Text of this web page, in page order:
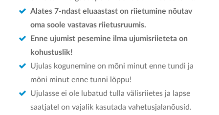
Alates 7-ndast eluaastast on riietumine nõutav
oma soole vastavas riietusruumis.
Enne ujumist pesemine ilma ujumisriieteta on
kohustuslik!
Ujulas kogunemine on mõni minut enne tundi ja
mõni minut enne tunni lõppu!
Ujulasse ei ole lubatud tulla välisriietes ja lapse
saatjatel on vajalik kasutada vahetusjalanõusid.